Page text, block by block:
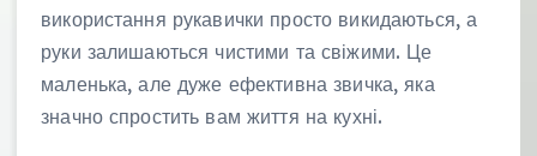
використання рукавички просто викидаються, а
руки залишаються чистими та свіжими. Це
маленька, але дуже ефективна звичка, яка
значно спростить вам життя на кухні.